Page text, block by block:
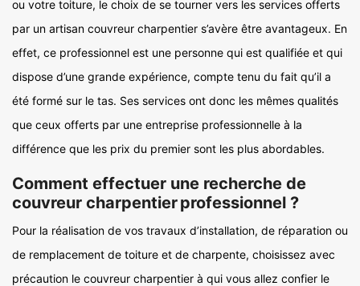
ou votre toiture, le choix de se tourner vers les services offerts
par un artisan couvreur charpentier s’avère être avantageux. En
effet, ce professionnel est une personne qui est qualifiée et qui
dispose d’une grande expérience, compte tenu du fait qu’il a
été formé sur le tas. Ses services ont donc les mêmes qualités
que ceux offerts par une entreprise professionnelle à la
différence que les prix du premier sont les plus abordables.
Comment effectuer une recherche de
couvreur charpentier professionnel ?
Pour la réalisation de vos travaux d’installation, de réparation ou
de remplacement de toiture et de charpente, choisissez avec
précaution le couvreur charpentier à qui vous allez confier le